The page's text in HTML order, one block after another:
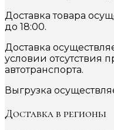
Доставка товара
до 18:00.
Доставка
условии отсутствия
автотранспорта.
Выгрузка
Доставка в регионы